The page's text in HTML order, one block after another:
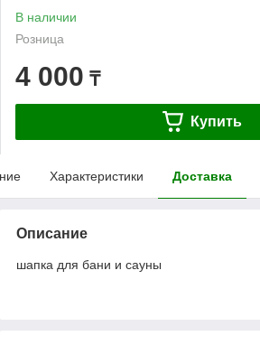
В наличии
Розница
4 000 ₸
Купить
Характеристики Доставка
Описание
шапка для бани и сауны